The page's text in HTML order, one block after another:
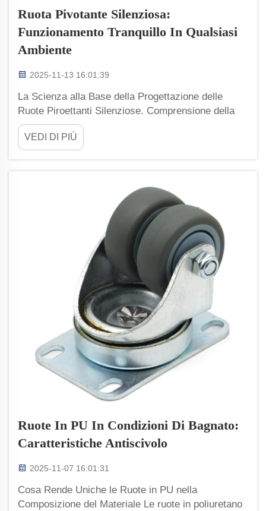
Ruota Pivotante Silenziosa:
Funzionamento Tranquillo In Qualsiasi
Ambiente
2025-11-13 16:01:39
La Scienza alla Base della Progettazione delle
Ruote Piroettanti Silenziose. Comprensione della
Generazione del Rumore nelle Ruote Piroettanti. Il
rumore prodotto dalle ruote piroettanti proviene da
diverse fonti. C'è l'attrito tra la ruota e il pavimento,
VEDI DI PIÙ
Ruote In PU In Condizioni Di Bagnato:
Caratteristiche Antiscivolo
2025-11-07 16:01:31
Cosa Rende Uniche le Ruote in PU nella
Composizione del Materiale Le ruote in poliuretano